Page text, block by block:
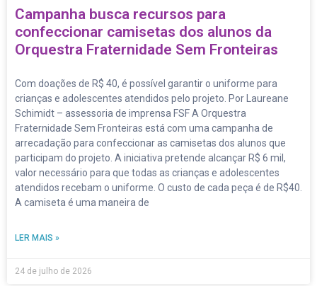
Campanha busca recursos para
confeccionar camisetas dos alunos da
Orquestra Fraternidade Sem Fronteiras
Com doações de R$ 40, é possível garantir o uniforme para
crianças e adolescentes atendidos pelo projeto. Por Laureane
Schimidt – assessoria de imprensa FSF A Orquestra
Fraternidade Sem Fronteiras está com uma campanha de
arrecadação para confeccionar as camisetas dos alunos que
participam do projeto. A iniciativa pretende alcançar R$ 6 mil,
valor necessário para que todas as crianças e adolescentes
atendidos recebam o uniforme. O custo de cada peça é de R$40.
A camiseta é uma maneira de
LER MAIS »
24 de julho de 2026